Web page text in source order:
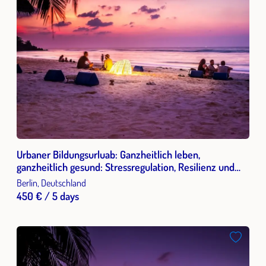
Urbaner Bildungsurluab: Ganzheitlich leben,
ganzheitlich gesund: Stressregulation, Resilienz und
innere Balance für Beruf & Alltag
Berlin, Deutschland
450 € / 5 days